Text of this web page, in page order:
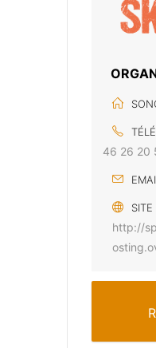
46 26 20
SITE
http://